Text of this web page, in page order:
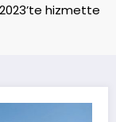
hizmette